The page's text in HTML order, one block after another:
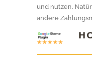
und nutzen.
andere